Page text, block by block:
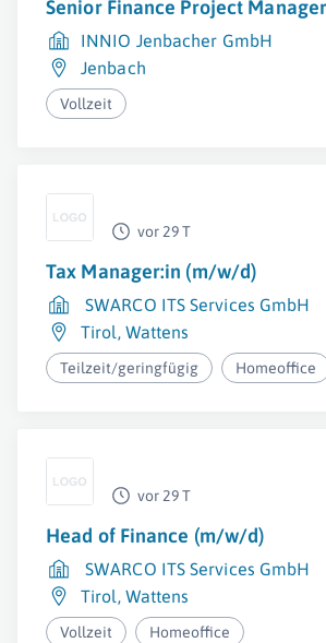
Senior Finance Project
INNIO Jenbacher GmbH
Jenbach
Vollzeit
vor 29 T
Tax Manager:in (m/w/d)
SWARCO ITS Services GmbH
Tirol, Wattens
Teilzeit/geringfügig Homeoffice
vor 29 T
Head of Finance (m/w/d)
SWARCO ITS Services GmbH
Tirol, Wattens
Vollzeit Homeoffice